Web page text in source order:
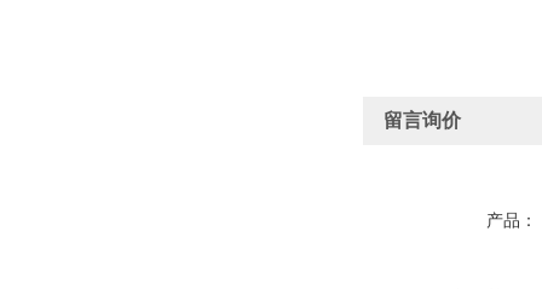
留言询价
产品：